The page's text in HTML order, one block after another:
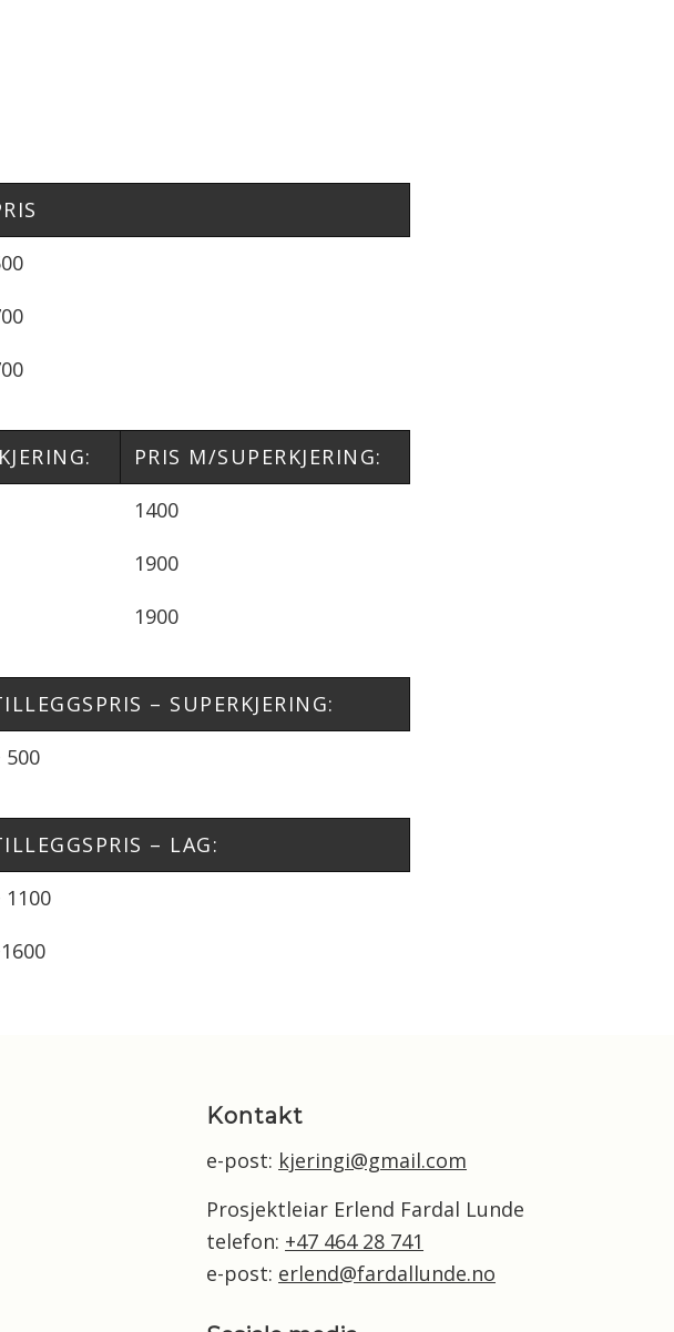
PRIS M/SUPERKJERING:
1400
1900
1900
– SUPERKJERING:
500
– LAG:
1100
Kontakt
e-post: kjeringi@gmail.com
Prosjektleiar Erlend Fardal Lunde
telefon: +47 464 28 741
e-post: erlend@fardallunde.no